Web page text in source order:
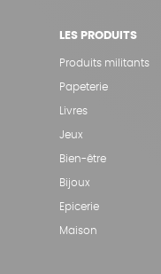
LES PRODUITS
Produits militants
Papeterie
Livres
Jeux
Bien-être
Bijoux
Epicerie
Maison